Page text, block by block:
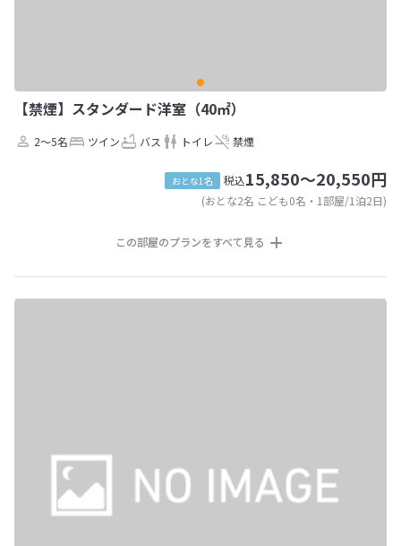
【禁煙】スタンダード洋室（40㎡）
2～5名 ツイン バス トイレ 禁煙
おとな1名 税込15,850～20,550円
(おとな2名 こども0名・1部屋/1泊2日)
この部屋のプランをすべて見る